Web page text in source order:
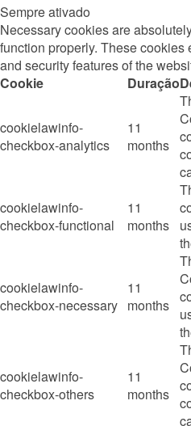
Sempre ativado
Necessary cookies are
function properly. These
and security features of the
Cookie
Duração
cookielawinfo-
checkbox-analytics
11
months
cookielawinfo-
checkbox-functional
11
months
cookielawinfo-
checkbox-necessary
11
months
cookielawinfo-
checkbox-others
11
months